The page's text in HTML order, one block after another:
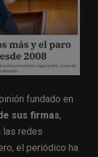
fundado en
sus firmas,
las redes
el periódico ha